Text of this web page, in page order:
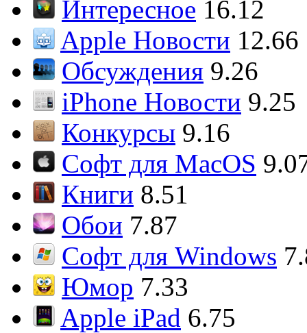
Интересное 16.12
Apple Новости 12.66
Обсуждения 9.26
iPhone Новости 9.25
Конкурсы 9.16
Софт для MacOS
Книги 8.51
Обои 7.87
Софт для Windows
Юмор 7.33
Apple iPad 6.75